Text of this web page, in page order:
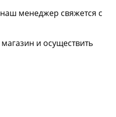
менеджер свяжется с
и осуществить